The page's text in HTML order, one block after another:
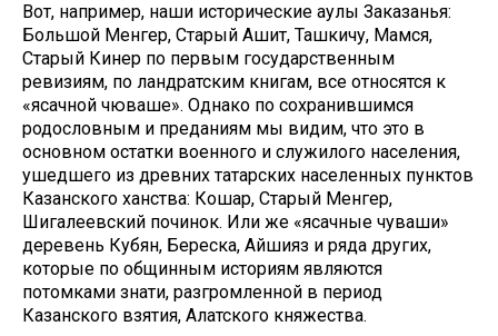
Вот, например, наши исторические аулы Заказанья:
Большой Менгер, Старый Ашит, Ташкичу, Мамся,
Старый Кинер по первым государственным
ревизиям, по ландратским книгам, все относятся к
«ясачной чюваше». Однако по сохранившимся
родословным и преданиям мы видим, что это в
основном остатки военного и служилого населения,
ушедшего из древних татарских населенных пунктов
Казанского ханства: Кошар, Старый Менгер,
Шигалеевский починок. Или же «ясачные чуваши»
деревень Кубян, Береска, Айшияз и ряда других,
которые по общинным историям являются
потомками знати, разгромленной в период
Казанского взятия, Алатского княжества.